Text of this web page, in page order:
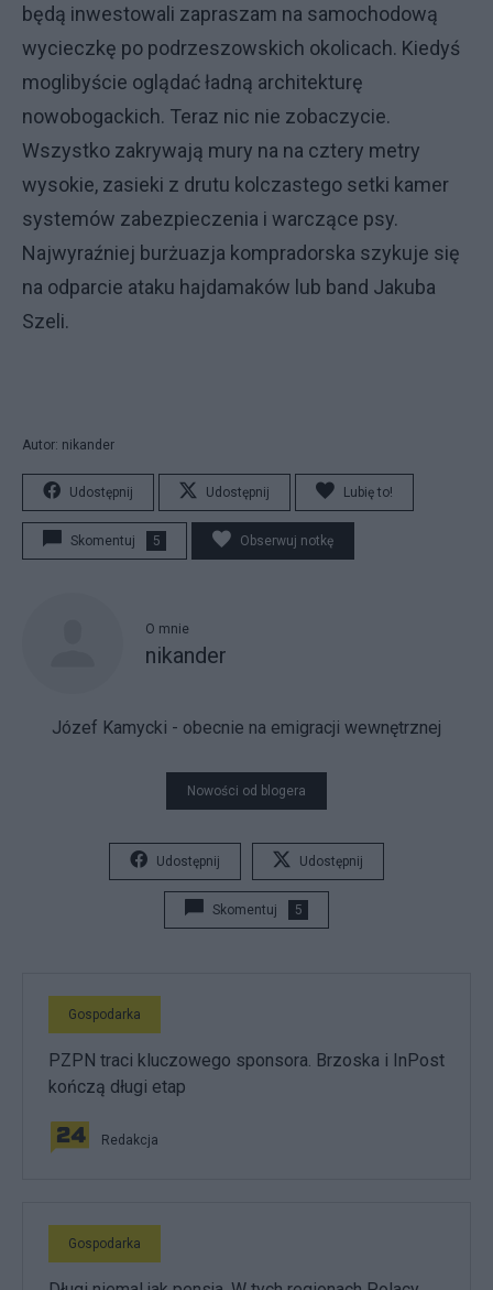
będą inwestowali zapraszam na samochodową
wycieczkę po podrzeszowskich okolicach. Kiedyś
moglibyście oglądać ładną architekturę
nowobogackich. Teraz nic nie zobaczycie.
Wszystko zakrywają mury na na cztery metry
wysokie, zasieki z drutu kolczastego setki kamer
systemów zabezpieczenia i warczące psy.
Najwyraźniej burżuazja kompradorska szykuje się
na odparcie ataku hajdamaków lub band Jakuba
Szeli.
Autor: nikander
Udostępnij Udostępnij Lubię to!
Skomentuj 5 Obserwuj notkę
O mnie
nikander
Józef Kamycki - obecnie na emigracji wewnętrznej
Nowości od blogera
Udostępnij Udostępnij
Skomentuj 5
Gospodarka
PZPN traci kluczowego sponsora. Brzoska i InPost
kończą długi etap
Redakcja
Gospodarka